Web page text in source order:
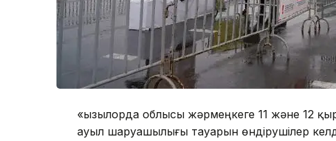
«Қызылорда облысы жәрмеңкеге 11 және 12
ауыл шаруашылығы тауарын өндірушілер